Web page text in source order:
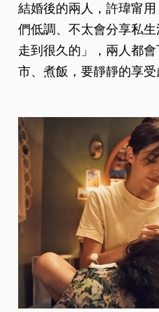
結婚後的兩人，許瑋甯
們低調、不太會分享私
走到很久的」，兩人都
市、煮飯，要靜靜的享受